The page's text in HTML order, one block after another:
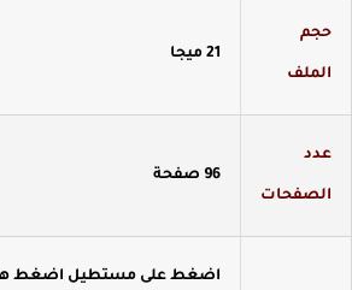
حجم
الملف
عدد
الصفحات
اضغط على مستطيل اضغط هنا